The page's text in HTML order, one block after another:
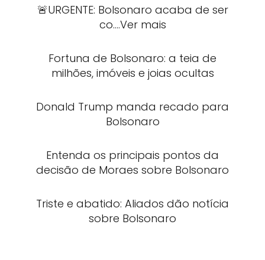
🚨URGENTE: Bolsonaro acaba de ser
co….Ver mais
Fortuna de Bolsonaro: a teia de
milhões, imóveis e joias ocultas
Donald Trump manda recado para
Bolsonaro
Entenda os principais pontos da
decisão de Moraes sobre Bolsonaro
Triste e abatido: Aliados dão notícia
sobre Bolsonaro